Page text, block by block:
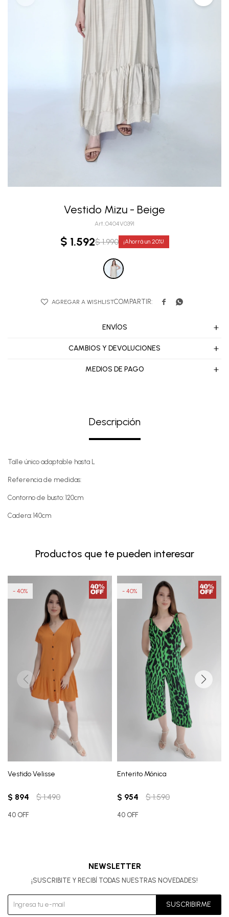
Vestido Mizu - Beige
0404V0391
$ 1.592$ 1.990 20
 
ENVÍOS
CAMBIOS Y DEVOLUCIONES
MEDIOS DE PAGO
Descripción
Talle único adaptable hasta L
Referencia de medidas:
Contorno de busto: 120cm
Cadera: 140cm
Productos que te pueden interesar
Vestido Velisse
$ 894 $ 1.490
40
40 OFF
Enterito Mónica
$ 954 $ 1.590
40
40 OFF
NEWSLETTER
¡SUSCRIBITE Y RECIBÍ TODAS NUESTRAS NOVEDADES!
SUSCRIBIRME